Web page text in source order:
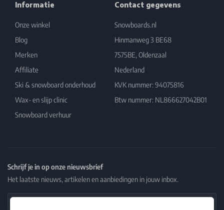
Informatie
Onze winkel
Blog
Merken
Affiliate
Ski & snowboard onderhoud
Wax- en slijp clinic
Snowboard verhuur
Contact gegevens
Snowboards.nl
Hinmanweg 3 BE68
7575BE, Oldenzaal
Nederland
KVK nummer: 94075816
Btw nummer: NL866627042B01
Schrijf je in op onze nieuwsbrief
Het laatste nieuws, artikelen en aanbiedingen in jouw inbox.
Email Address